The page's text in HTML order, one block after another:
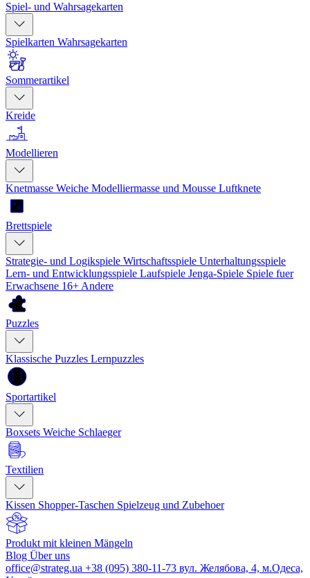
Spiel- und Wahrsagekarten
Spielkarten Wahrsagekarten
Sommerartikel
Kreide
Modellieren
Knetmasse Weiche Modelliermasse und Mousse Luftknete
Brettspiele
Strategie- und Logikspiele Wirtschaftsspiele Unterhaltungsspiele
Lern- und Entwicklungsspiele Laufspiele Jenga-Spiele Spiele fuer
Erwachsene 16+ Andere
Puzzles
Klassische Puzzles Lernpuzzles
Sportartikel
Boxsets Weiche Schlaeger
Textilien
Kissen Shopper-Taschen Spielzeug und Zubehoer
Produkt mit kleinen Mängeln
Blog Über uns
office@strateg.ua +38 (095) 380-11-73 вул. Желябова, 4, м.Одеса,